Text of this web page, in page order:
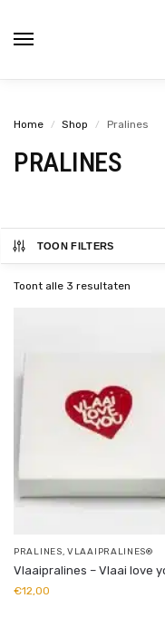
inhoud
Home / Shop / Pralines
PRALINES
TOON FILTERS
Toont alle 3 resultaten
PRALINES,VLAAIPRALINES®
Vlaaipralines – Vlaai love
€12,00